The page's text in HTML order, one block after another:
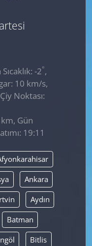
-2°,
10 km/s,
Noktası:
Gün
19:11
Ankara
Aydın
Batman
Bitlis